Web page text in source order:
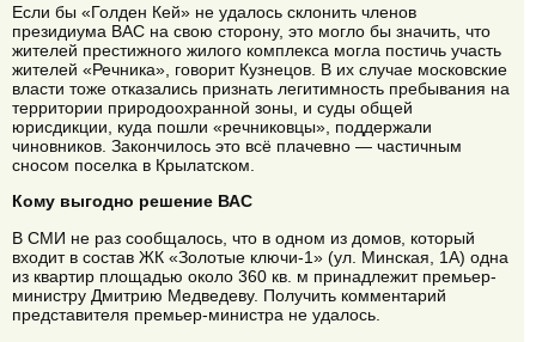
Если бы «Голден Кей» не удалось склонить членов
президиума ВАС на свою сторону, это могло бы значить, что
жителей престижного жилого комплекса могла постичь участь
жителей «Речника», говорит Кузнецов. В их случае московские
власти тоже отказались признать легитимность пребывания на
территории природоохранной зоны, и суды общей
юрисдикции, куда пошли «речниковцы», поддержали
чиновников. Закончилось это всё плачевно — частичным
сносом поселка в Крылатском.
Кому выгодно решение ВАС
В СМИ не раз сообщалось, что в одном из домов, который
входит в состав ЖК «Золотые ключи-1» (ул. Минская, 1А) одна
из квартир площадью около 360 кв. м принадлежит премьер-
министру Дмитрию Медведеву. Получить комментарий
представителя премьер-министра не удалось.